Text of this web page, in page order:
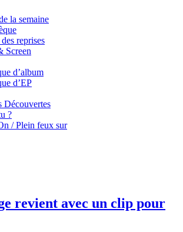
la semaine
reprises
Screen
d’album
d’EP
Découvertes
?
/ Plein feux sur
revient avec un clip pour